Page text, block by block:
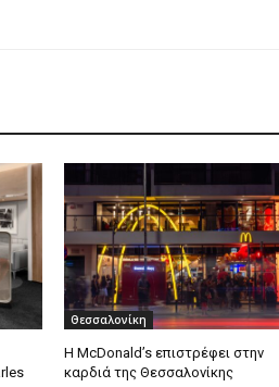
Θεσσαλονίκη
Η McDonald’s επιστρέφει στην
καρδιά της Θεσσαλονίκης